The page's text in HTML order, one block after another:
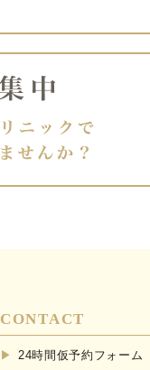
CONTACT
24時間仮予約フォーム